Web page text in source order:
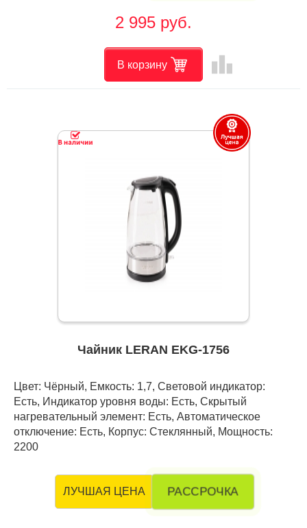
2 995 руб.
В корзину leaderboard
Чайник LERAN EKG-1756
Цвет: Чёрный, Емкость: 1,7, Световой индикатор:
Есть, Индикатор уровня воды: Есть, Скрытый
нагревательный элемент: Есть, Автоматическое
отключение: Есть, Корпус: Стеклянный, Мощность:
2200
ЛУЧШАЯ ЦЕНА РАССРОЧКА